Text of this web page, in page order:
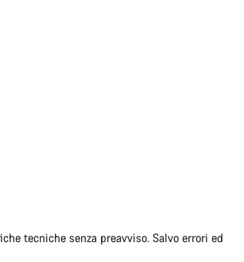
tecniche senza preavviso. Salvo errori ed